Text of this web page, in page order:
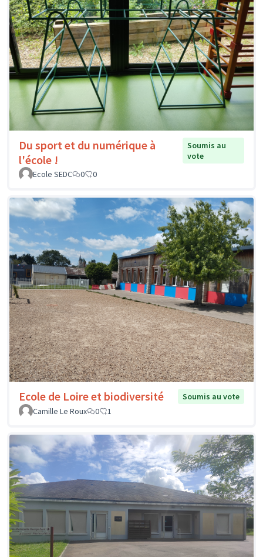
Du sport et du numérique à
l'école !
Soumis au
vote
Ecole SEDC
0 0
Ecole de Loire et biodiversité
Soumis au vote
Camille Le Roux
0 1